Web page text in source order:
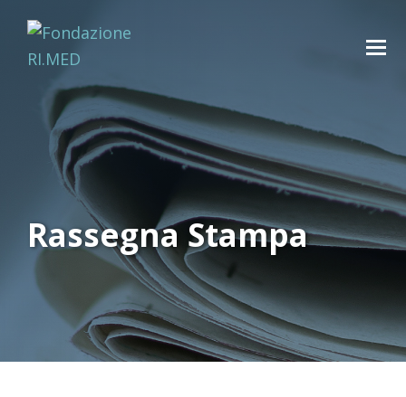
Rassegna Stampa